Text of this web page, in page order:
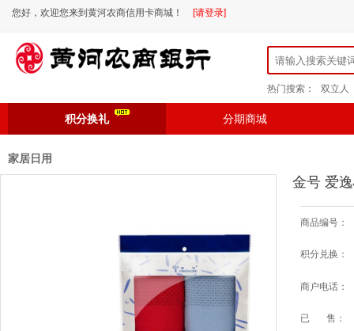
您好，欢迎您来到黄河农商信用卡商城！ [请登录]
热门搜索： 双立人
积分换礼 分期商城
家居日用
金号 爱
商品编号：
积分兑换：
商户电话：
已 售：